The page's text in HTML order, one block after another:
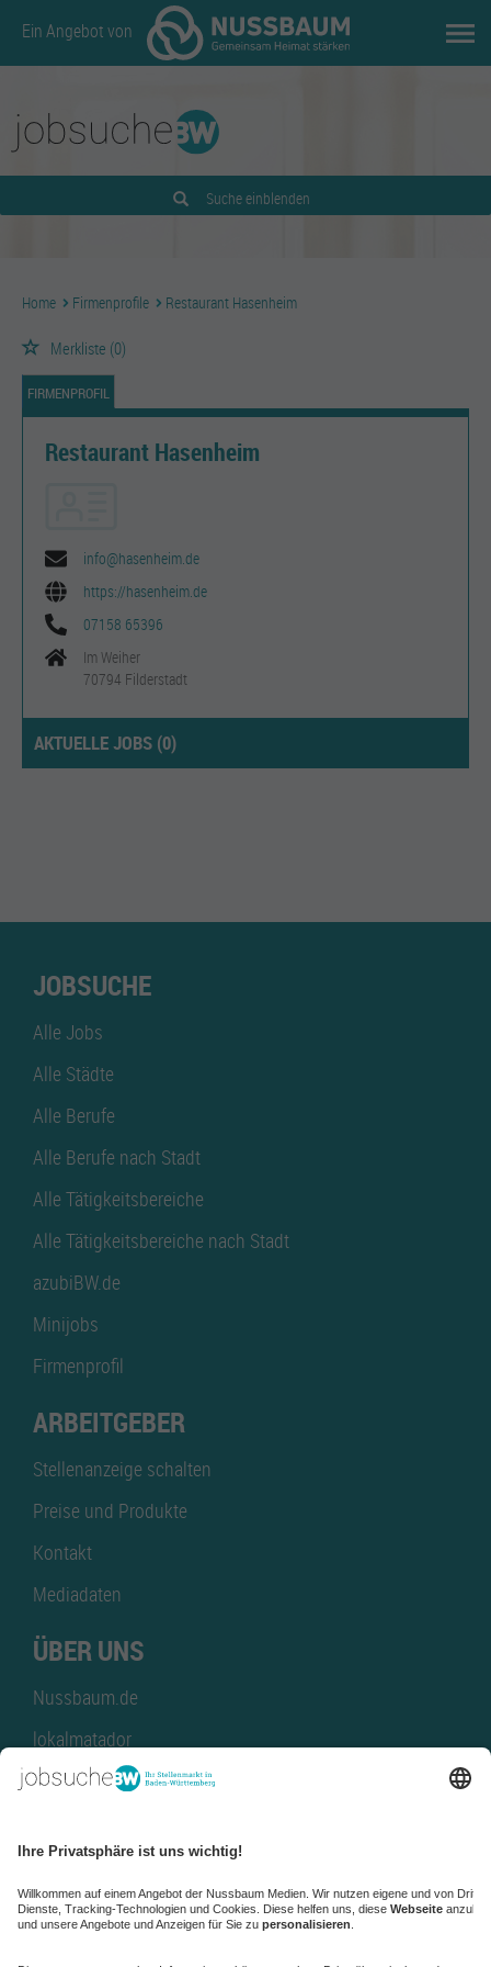
Ein Angebot von
Suche einblenden
Home Firmenprofile Restaurant Hasenheim
Merkliste (0)
FIRMENPROFIL
Restaurant Hasenheim
info@hasenheim.de
https://hasenheim.de
07158 65396
Im Weiher
70794 Filderstadt
AKTUELLE JOBS (0)
JOBSUCHE
Alle Jobs
Alle Städte
Alle Berufe
Alle Berufe nach Stadt
Alle Tätigkeitsbereiche
Alle Tätigkeitsbereiche nach Stadt
azubiBW.de
Minijobs
Firmenprofil
ARBEITGEBER
Stellenanzeige schalten
Preise und Produkte
Kontakt
Mediadaten
ÜBER UNS
Nussbaum.de
lokalmatador
kaufinBW
NussbaumID
Nussbaum Medien